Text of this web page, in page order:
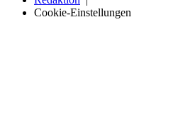
Cookie-Einstellungen